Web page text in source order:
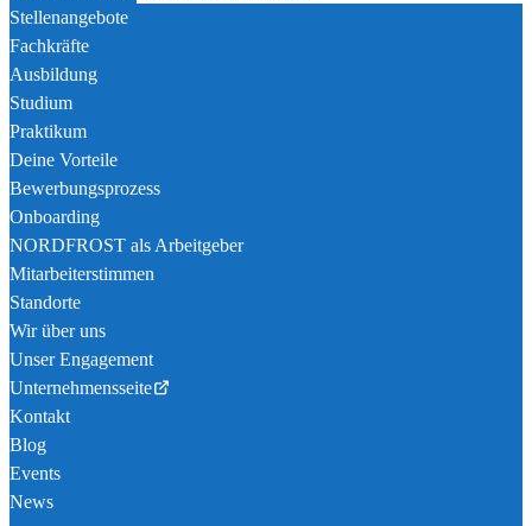
Stellenangebote
Fachkräfte
Ausbildung
Studium
Praktikum
Deine Vorteile
Bewerbungsprozess
Onboarding
NORDFROST als Arbeitgeber
Mitarbeiterstimmen
Standorte
Wir über uns
Unser Engagement
Unternehmensseite
Kontakt
Blog
Events
News